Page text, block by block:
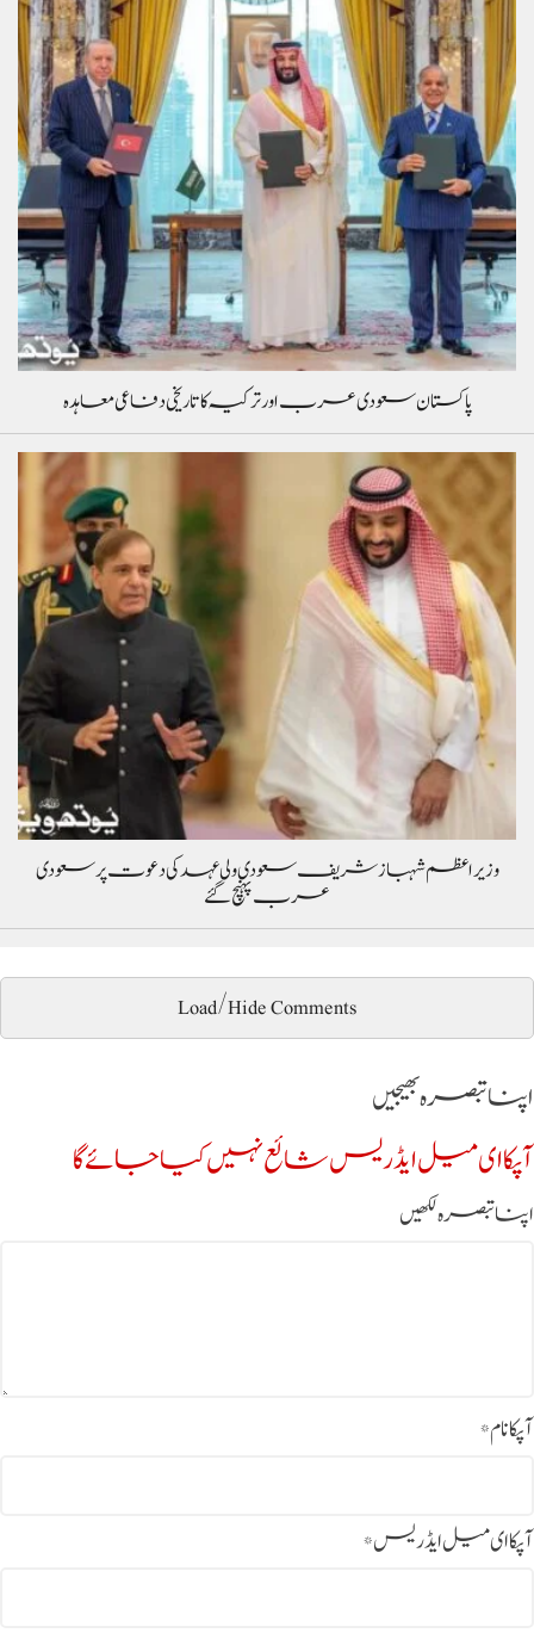
پاکستان سعودی عرب اور ترکیہ کا تاریخی دفاعی معاہدہ
وزیراعظم شہباز شریف سعودی ولی عہد کی دعوت پر سعودی
عرب پہنچ گئے
Load/Hide Comments
اپنا تبصرہ بھیجیں
آپکا ای میل ایڈریس شائع نہیں کیا جائے گا
اپنا تبصرہ لکھیں
آپکا نام*
آپکا ای میل ایڈریس*